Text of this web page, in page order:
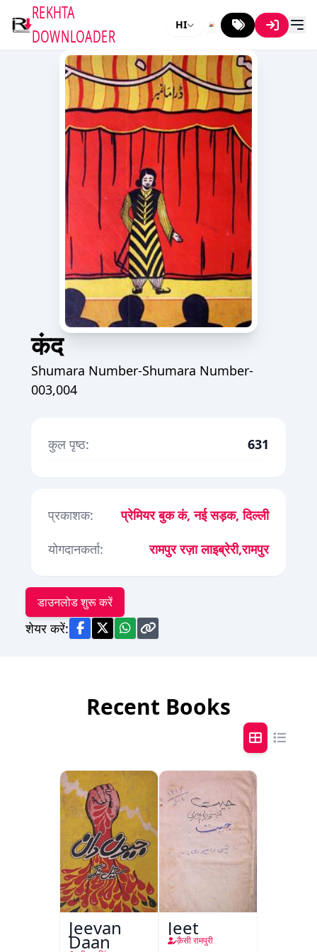
REKHTA
DOWNLOADER
HI
कंद
Shumara Number-Shumara Number-
003,004
कुल पृष्ठ: 631
प्रकाशक:
प्रेमियर बुक कं, नई सड़क, दिल्ली
योगदानकर्ता:
रामपुर रज़ा लाइब्रेरी,रामपुर
डाउनलोड शुरू करें
शेयर करें:
Recent Books
Jeevan
Daan
Jeet
क़ैसी रामपुरी